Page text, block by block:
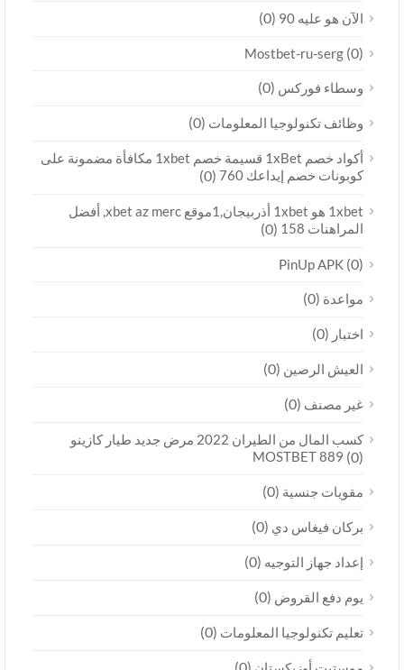
الآن هو عليه 90 (0)
Mostbet-ru-serg(0)
وسطاء فوركس(0)
وظائف تكنولوجيا المعلومات(0)
أكواد خصم 1xBet قسيمة خصم 1xbet مكافأة مضمونة على
كوبونات خصم إيداعك 760 (0)
1xbet هو 1xbet أذربيجان,1موقع xbet az merc, أفضل
المراهنات 158 (0)
PinUp APK(0)
مواعدة(0)
اختبار(0)
العيش الرصين(0)
غير مصنف(0)
كسب المال من الطيران 2022 مرض جديد طيار كازينو
MOSTBET 889(0)
مقويات جنسية(0)
بركان فيغاس دي(0)
إعداد جهاز التوجيه(0)
يوم دفع القروض(0)
تعليم تكنولوجيا المعلومات(0)